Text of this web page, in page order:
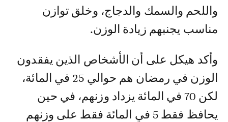
واللحم والسمك والدجاج، وخلق توازن
مناسب يجنبهم زيادة الوزن.
وأكد هيكل على أن الأشخاص الذين يفقدون
الوزن في رمضان هم حوالي 25 في المائة،
لكن 70 في المائة يزداد وزنهم، في حين
يحافظ فقط 5 في المائة فقط على وزنهم